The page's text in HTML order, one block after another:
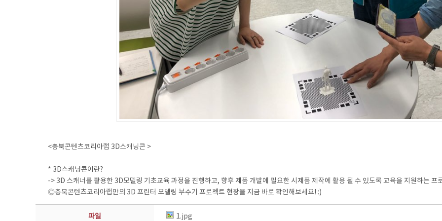
<충북콘텐츠코리아랩 3D스캐닝콘 >
* 3D스캐닝콘이란?
-> 3D 스캐너를 활용한 3D모델링 기초교육 과정을 진행하고, 향후 제품 개발에 필요한 시제품 제작에 활용 될 수 있도록 교육을 지원하는 프
◎충북콘텐츠코리아랩만의 3D 프린터 모델링 부수기 프로젝트 현장을 지금 바로 확인해보세요! :)
파일 1.jpg